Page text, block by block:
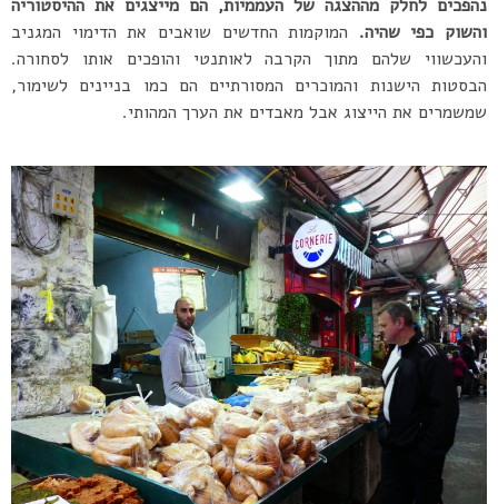
נהפכים לחלק מההצגה של העממיות, הם מייצגים את ההיסטוריה
והשוק כפי שהיה. המוקמות החדשים שואבים את הדימוי המגניב
והעכשווי שלהם מתוך הקרבה לאותנטי והופכים אותו לסחורה.
הבסטות הישנות והמוכרים המסורתיים הם כמו בניינים לשימור,
שמשמרים את הייצוג אבל מאבדים את הערך המהותי.